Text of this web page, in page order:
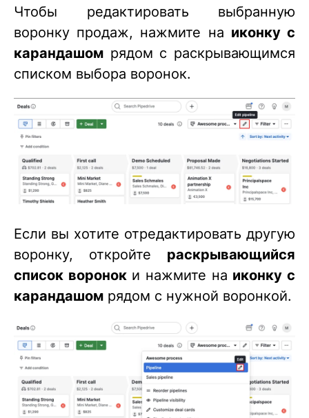
Чтобы редактировать выбранную
воронку продаж, нажмите на иконку с
карандашом рядом с раскрывающимся
списком выбора воронок.
Если вы хотите отредактировать другую
воронку, откройте раскрывающийся
список вороноки нажмите на иконку с
карандашом рядом с нужной воронкой.